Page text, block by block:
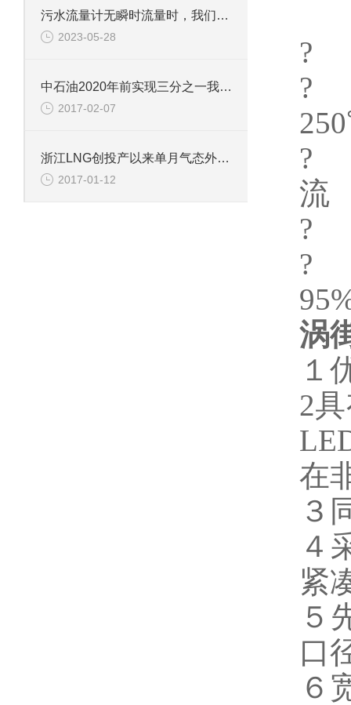
污水流量计无瞬时流量时，我们如何排查故障
2023-05-28
中石油2020年前实现三分之一我国页岩气目标
2017-02-07
浙江LNG创投产以来单月气态外输新高
2017-01-12
?
?
?
流
?
?
涡
１
2
在
３
４
紧
５
口
６